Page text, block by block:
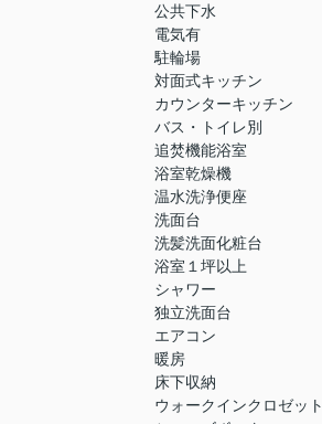
公共下水
電気有
駐輪場
対面式キッチン
カウンターキッチン
バス・トイレ別
追焚機能浴室
浴室乾燥機
温水洗浄便座
洗面台
洗髪洗面化粧台
浴室１坪以上
シャワー
独立洗面台
エアコン
暖房
床下収納
ウォークインクロゼット